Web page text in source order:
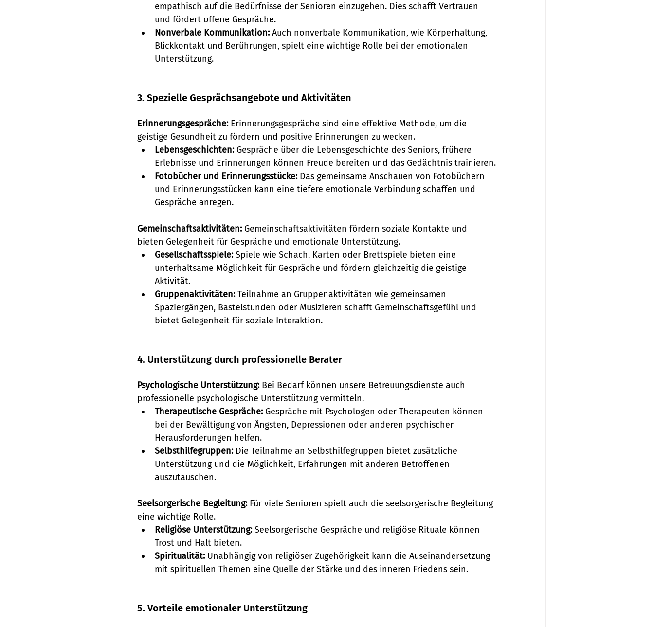
empathisch auf die Bedürfnisse der Senioren einzugehen. Dies schafft Vertrauen
und fördert offene Gespräche.
Nonverbale Kommunikation: Auch nonverbale Kommunikation, wie Körperhaltung,
Blickkontakt und Berührungen, spielt eine wichtige Rolle bei der emotionalen
Unterstützung.
3. Spezielle Gesprächsangebote und Aktivitäten
Erinnerungsgespräche: Erinnerungsgespräche sind eine effektive Methode, um die
geistige Gesundheit zu fördern und positive Erinnerungen zu wecken.
Lebensgeschichten: Gespräche über die Lebensgeschichte des Seniors, frühere
Erlebnisse und Erinnerungen können Freude bereiten und das Gedächtnis trainieren.
Fotobücher und Erinnerungsstücke: Das gemeinsame Anschauen von Fotobüchern
und Erinnerungsstücken kann eine tiefere emotionale Verbindung schaffen und
Gespräche anregen.
Gemeinschaftsaktivitäten: Gemeinschaftsaktivitäten fördern soziale Kontakte und
bieten Gelegenheit für Gespräche und emotionale Unterstützung.
Gesellschaftsspiele: Spiele wie Schach, Karten oder Brettspiele bieten eine
unterhaltsame Möglichkeit für Gespräche und fördern gleichzeitig die geistige
Aktivität.
Gruppenaktivitäten: Teilnahme an Gruppenaktivitäten wie gemeinsamen
Spaziergängen, Bastelstunden oder Musizieren schafft Gemeinschaftsgefühl und
bietet Gelegenheit für soziale Interaktion.
4. Unterstützung durch professionelle Berater
Psychologische Unterstützung: Bei Bedarf können unsere Betreuungsdienste auch
professionelle psychologische Unterstützung vermitteln.
Therapeutische Gespräche: Gespräche mit Psychologen oder Therapeuten können
bei der Bewältigung von Ängsten, Depressionen oder anderen psychischen
Herausforderungen helfen.
Selbsthilfegruppen: Die Teilnahme an Selbsthilfegruppen bietet zusätzliche
Unterstützung und die Möglichkeit, Erfahrungen mit anderen Betroffenen
auszutauschen.
Seelsorgerische Begleitung: Für viele Senioren spielt auch die seelsorgerische Begleitung
eine wichtige Rolle.
Religiöse Unterstützung: Seelsorgerische Gespräche und religiöse Rituale können
Trost und Halt bieten.
Spiritualität: Unabhängig von religiöser Zugehörigkeit kann die Auseinandersetzung
mit spirituellen Themen eine Quelle der Stärke und des inneren Friedens sein.
5. Vorteile emotionaler Unterstützung